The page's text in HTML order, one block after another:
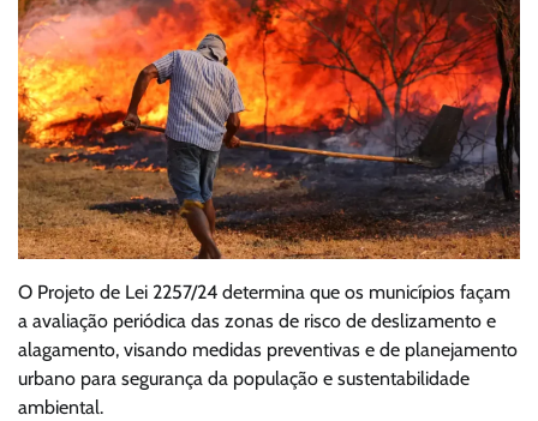
O Projeto de Lei 2257/24 determina que os municípios façam
a avaliação periódica das zonas de risco de deslizamento e
alagamento, visando medidas preventivas e de planejamento
urbano para segurança da população e sustentabilidade
ambiental.